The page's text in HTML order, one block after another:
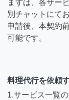
まずは、各サー
別チャットにて
申請後、本契約
可能です。
料理代行を依頼
1.サービス一覧